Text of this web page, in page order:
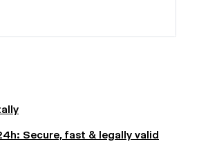
Secure, fast & legally valid